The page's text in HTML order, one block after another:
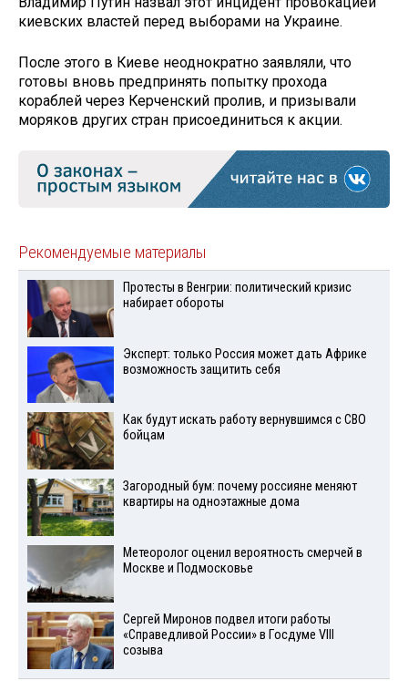
киевских властей перед выборами на Украине.
После этого в Киеве неоднократно заявляли, что
готовы вновь предпринять попытку прохода
кораблей через Керченский пролив, и призывали
моряков других стран присоединиться к акции.
Рекомендуемые материалы
Протесты в Венгрии: политический кризис
набирает обороты
Эксперт: только Россия может дать Африке
возможность защитить себя
Как будут искать работу вернувшимся с СВО
бойцам
Загородный бум: почему россияне меняют
квартиры на одноэтажные дома
Метеоролог оценил вероятность смерчей в
Москве и Подмосковье
Сергей Миронов подвел итоги работы
«Справедливой России» в Госдуме VIII
созыва